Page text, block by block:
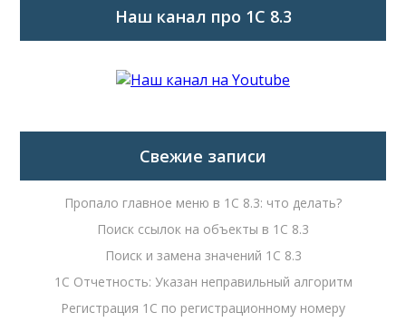
Наш канал про 1С 8.3
Свежие записи
Пропало главное меню в 1С 8.3: что делать?
Поиск ссылок на объекты в 1С 8.3
Поиск и замена значений 1С 8.3
1С Отчетность: Указан неправильный алгоритм
Регистрация 1С по регистрационному номеру